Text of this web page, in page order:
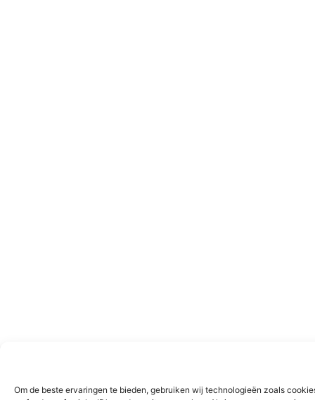
Om de beste ervaringen te bieden, gebruiken wij technologieën zoals